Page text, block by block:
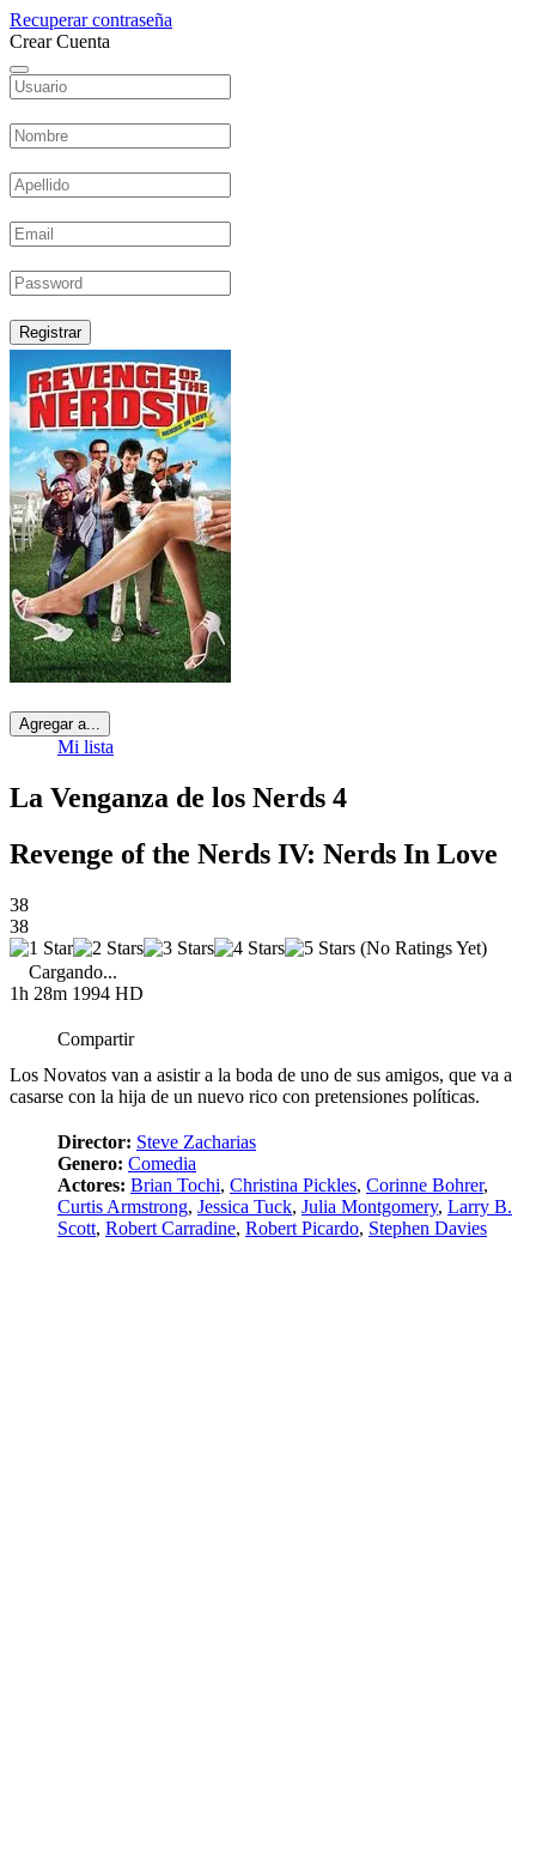
Recuperar contraseña
Crear Cuenta
Registrar
Agregar a...
Mi lista
La Venganza de los Nerds 4
Revenge of the Nerds IV: Nerds In Love
38
38
(No Ratings Yet)
Cargando...
1h 28m 1994 HD
Compartir
Los Novatos van a asistir a la boda de uno de sus amigos, que va a
casarse con la hija de un nuevo rico con pretensiones políticas.
Director: Steve Zacharias
Genero: Comedia
Actores: Brian Tochi, Christina Pickles, Corinne Bohrer,
Curtis Armstrong, Jessica Tuck, Julia Montgomery, Larry B.
Scott, Robert Carradine, Robert Picardo, Stephen Davies